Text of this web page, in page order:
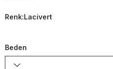
Renk:Lacivert
Beden